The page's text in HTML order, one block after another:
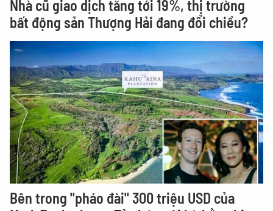
Nhà cũ giao dịch tăng tới 19%, thị trường
bất động sản Thượng Hải đang đổi chiều?
Bên trong "pháo đài" 300 triệu USD của